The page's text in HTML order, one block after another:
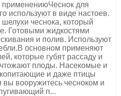
применениюЧеснок для
используют в виде настоев.
чеснока, который
Готовыми жидкостями
и полив. Используют
основном применяют
которые губят рассаду и
плоды. Насекомые и
и даже птицы
вы вооружитесь чесноком и
п...